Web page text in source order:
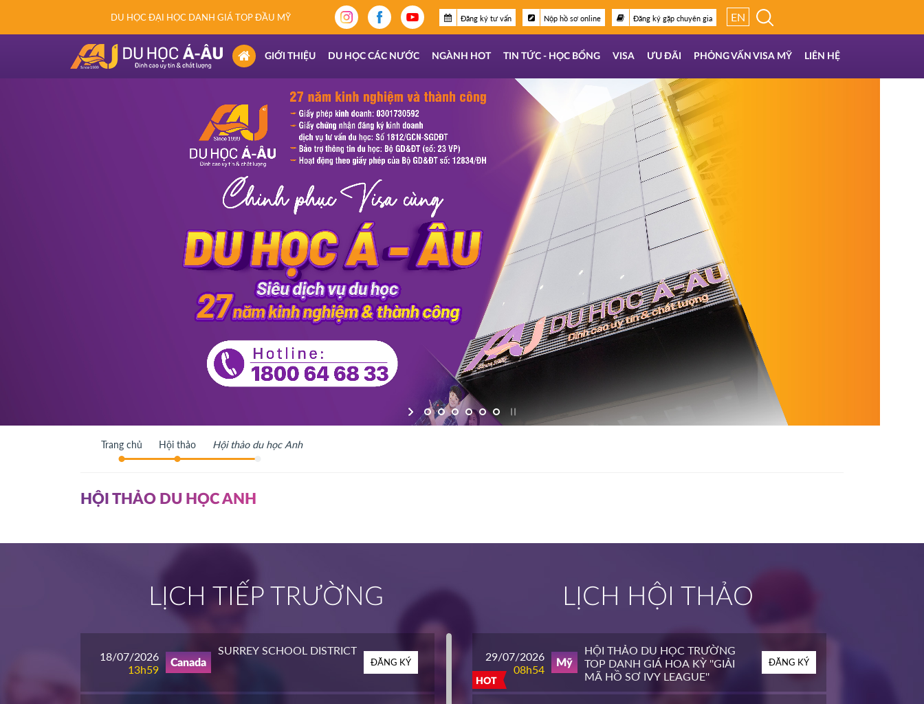
DU HỌC ĐẠI HỌC DANH GIÁ TOP ĐẦU MỸ Đăng ký tư vấn Nộp hồ sơ online Đăng ký gặp chuyên gia EN
(CURRENT)
GIỚI THIỆU DU HỌC CÁC NƯỚC NGÀNH HOT TIN TỨC - HỌC BỔNG VISA ƯU ĐÃI PHỎNG VẤN VISA MỸ LIÊN HỆ
Trang chủ Hội thảo Hội thảo du học Anh
HỘI THẢO DU HỌC ANH
LỊCH TIẾP TRƯỜNG
18/07/2026
13h59
Canada
SURREY SCHOOL DISTRICT
ĐĂNG KÝ
LỊCH HỘI THẢO
HOT
29/07/2026
08h54
Mỹ
HỘI THẢO DU HỌC TRƯỜNG
TOP DANH GIÁ HOA KỲ ''GIẢI
MÃ HỒ SƠ IVY LEAGUE''
ĐĂNG KÝ